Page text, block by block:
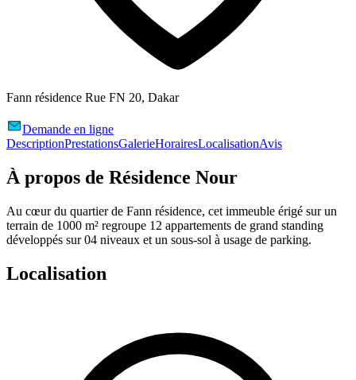
Fann résidence Rue FN 20, Dakar
Demande en ligne
DescriptionPrestationsGalerieHorairesLocalisationAvis
À propos de Résidence Nour
Au cœur du quartier de Fann résidence, cet immeuble érigé sur un
terrain de 1000 m² regroupe 12 appartements de grand standing
développés sur 04 niveaux et un sous-sol à usage de parking.
Localisation